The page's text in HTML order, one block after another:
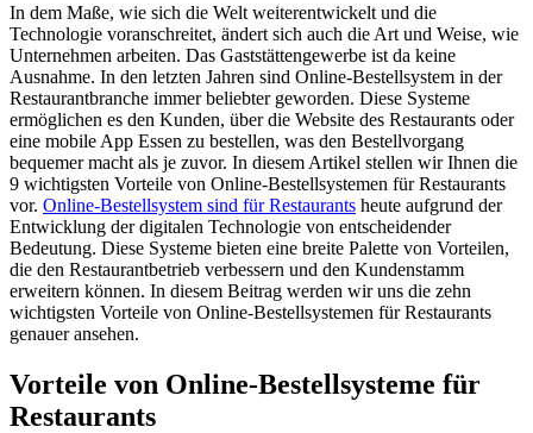
In dem Maße, wie sich die Welt weiterentwickelt und die
Technologie voranschreitet, ändert sich auch die Art und Weise, wie
Unternehmen arbeiten. Das Gaststättengewerbe ist da keine
Ausnahme. In den letzten Jahren sind Online-Bestellsystem in der
Restaurantbranche immer beliebter geworden. Diese Systeme
ermöglichen es den Kunden, über die Website des Restaurants oder
eine mobile App Essen zu bestellen, was den Bestellvorgang
bequemer macht als je zuvor. In diesem Artikel stellen wir Ihnen die
9 wichtigsten Vorteile von Online-Bestellsystemen für Restaurants
vor. Online-Bestellsystem sind für Restaurants heute aufgrund der
Entwicklung der digitalen Technologie von entscheidender
Bedeutung. Diese Systeme bieten eine breite Palette von Vorteilen,
die den Restaurantbetrieb verbessern und den Kundenstamm
erweitern können. In diesem Beitrag werden wir uns die zehn
wichtigsten Vorteile von Online-Bestellsystemen für Restaurants
genauer ansehen.
Vorteile von Online-Bestellsysteme für
Restaurants